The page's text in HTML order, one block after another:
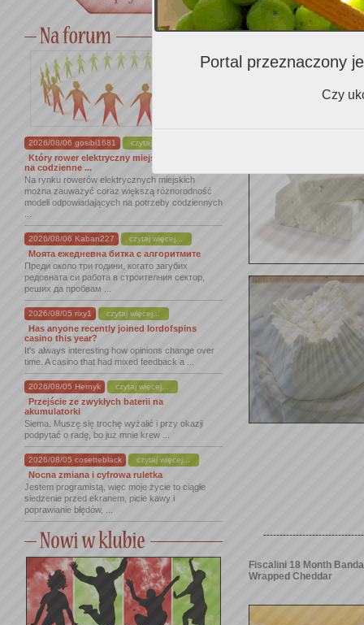
2026/08/06 gosibi1681 czytaj więcej...
Który rower elektryczny miejski sprawdzi się
na codzienne ...
Na rynku rowerów elektrycznych miejskich
można zauważyć coraz większą różnorodność
modeli odpowiadających na potrzeby codziennych
2026/08/06 Kaban227 czytaj więcej...
Моята ежедневна битка с алгоритмите
Преди около три години, когато загубих
редовната си работа в строителния сектор,
реших да пробвам ...
2026/08/05 rixy1 czytaj więcej...
Has anyone recently joined lordofspins
casino this year?
It's always interesting how opinions change over
time. A casino that had mixed feedback a ...
2026/08/05 Hernyk czytaj więcej...
Przejście ze zwykłych baterii na
akumulatorki
Siema. Muszę się trochę wyżalić i przy okazji
podpytać o radę, bo już mnie krew ...
2026/08/05 cosetteblack czytaj więcej...
Nocna zmiana i cyfrowa ruletka
Jestem programistą, więc moje życie to ciągłe
siedzenie przed ekranem, picie kawy i
poprawianie błędów, ...
Fiscalini 18 Month
Wrapped Cheddar
Portal przeznaczony
Czy